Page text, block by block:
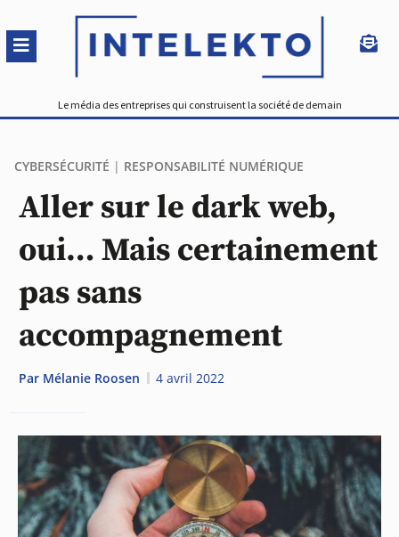
Le média des entreprises qui construisent la société de demain
CYBERSÉCURITÉ | RESPONSABILITÉ NUMÉRIQUE
Aller sur le dark web,
oui… Mais certainement
pas sans
accompagnement
Par Mélanie Roosen 4 avril 2022